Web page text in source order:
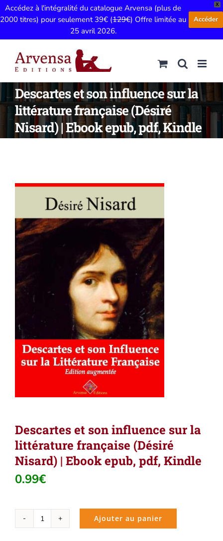
X
Accédez à l'intégralité du catalogue Arvensa (plus de
2000 titres) pour seulement 39€ (129€) Offre limitée au
25 avril 2026.
Accéder
contenu
Descartes et son influence sur la
littérature française (Désiré
Nisard) | Ebook epub, pdf, Kindle
Descartes et son influence sur la
littérature française (Désiré
Nisard) | Ebook epub, pdf, Kindle
0.99€
quantité
Ajouter au panier